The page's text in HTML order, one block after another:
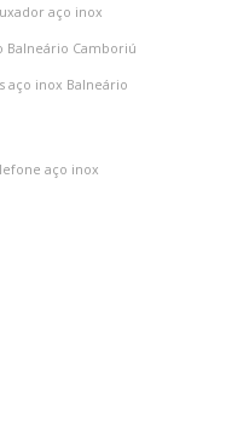
aço inox
Balneário Camboriú
aço inox Balneário
aço inox